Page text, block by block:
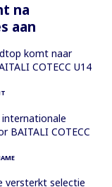
na
aan
komt naar
COTECC U14
BAITALI COTECC
versterkt selectie